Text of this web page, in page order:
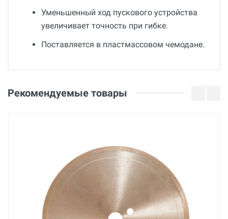
Уменьшенный ход пускового устройства
увеличивает точность при гибке.
Поставляется в пластмассовом чемодане.
36 месяцев
Страна производства
Дима С.
16 Сентября 2021
Рекомендуемые товары